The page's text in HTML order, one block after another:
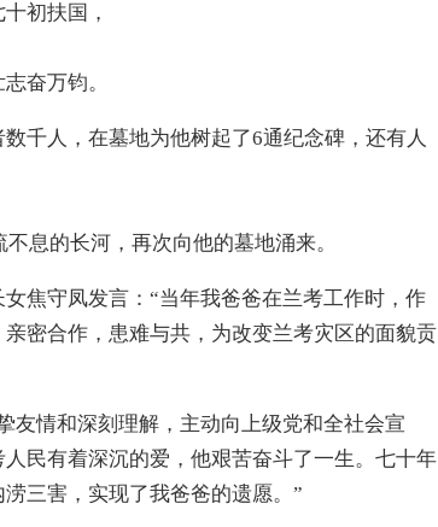
初扶国，
奋万钧。
人，在墓地为他树起了6通纪念碑，还有人
息的长河，再次向他的墓地涌来。
守凤发言：“当年我爸爸在兰考工作时，作
密合作，患难与共，为改变兰考灾区的面貌贡
情和深刻理解，主动向上级党和全社会宣
民有着深沉的爱，他艰苦奋斗了一生。七十年
三害，实现了我爸爸的遗愿。”